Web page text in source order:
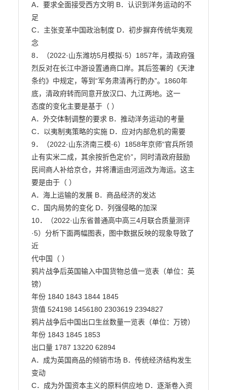
A．要求全面接受西方文明 B．认识到洋务运动的不
足
C．主张变革中国政治制度 D．初步摒弃传统华夷观
念
8．（2022·山东潍坊5月模拟·5）1857年，清政府强
烈反对在长江中游设置通商口岸。其后签署的《天津
条约》中规定，等到“军务肃清再行酌办”。1860年
底，清政府转而同意开放汉口、九江两地。这一
态度的变化主要是基于（ ）
A．外交体制调整的要求 B．推动洋务运动的考量
C．以夷制夷策略的实施 D．应对内部危机的需要
9．（2022·山东济南三模·6）1858年京师“官兵所领
止有实米二成，其余按折色定价”，同时清政府鼓励
民间商人补给京仓，并将漕运由河运改为海运。这主
要是由于（ ）
A．海上运输的发展 B．商品经济的发达
C．国内局势的变化 D．列强侵略的加深
10．（2022·山东省普通高中高三4月联合质量测评
·5）分析下面两幅图表，图中数据反映的现象导致了
近
代中国（ ）
鸦片战争后英国输入中国货物总值一览表（单位：英
镑）
年份 1840 1843 1844 1845
货值 524198 1456180 2303619 2394827
鸦片战争后中国出口生丝数量一览表（单位：万镑）
年份 1843 1845 1853
出口量 1787 13220 62894
A．成为英国商品的倾销市场 B．传统经济结构发生
变动
C．成为外国资本主义的原料供应地 D．逐渐卷入资